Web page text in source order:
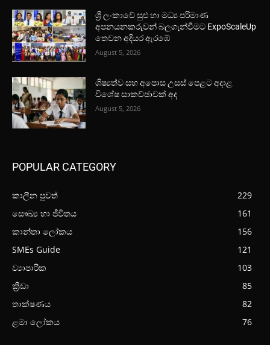
ශ්‍රී ලංකාවේ සුළු හා මධ්‍ය පරිමාණ
අපනයනකරුවන් බලගැන්වීමට ExpoScaleUp
තෙවන අදියර ඇරඹේ
August 5, 2026
ශිෂ්‍යත්ව සහ අපොස උසස් පෙළට අදාළ
විශේෂ සාකච්ඡාවක් අද
August 5, 2026
POPULAR CATEGORY
කාලීන පුවත්
229
සෞඛ්‍ය හා ජීවිතය
161
කාන්තා ලෝකය
156
SMEs Guide
121
ව්‍යාපාරික
103
ක්‍රීඩා
85
තාක්ෂණය
82
ළමා ලෝකය
76